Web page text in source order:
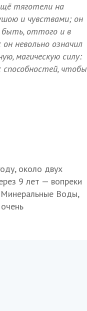
тяготели на
и чувствами; он
быть, оттого и в
невольно означил
магическую силу:
чтобы
около двух
9 лет — вопреки
Минеральные Воды,